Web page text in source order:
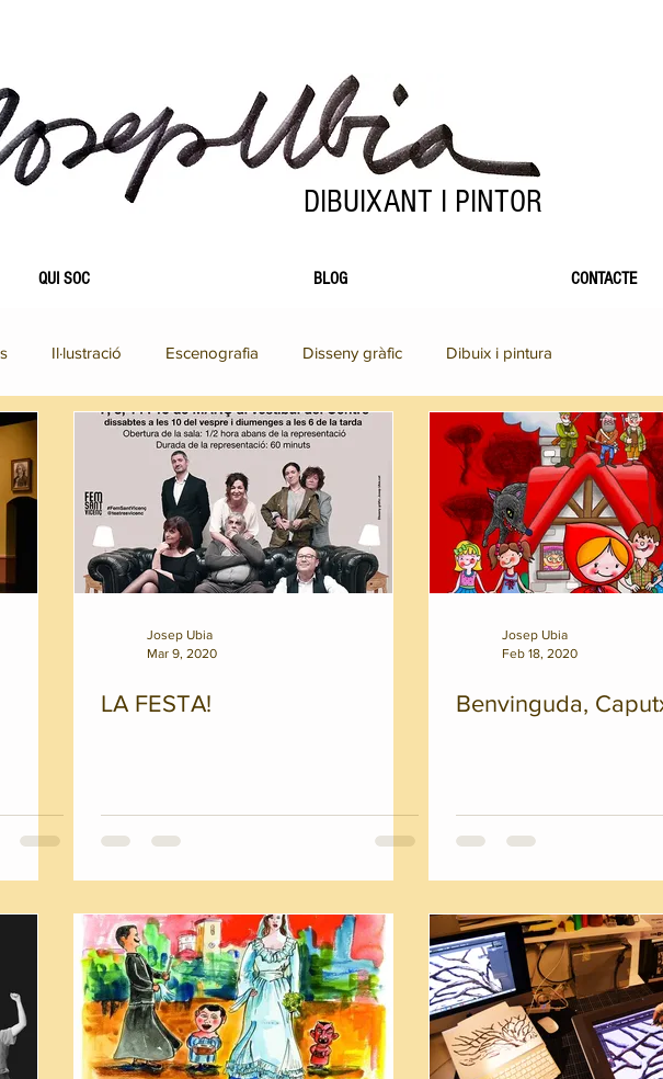
DIBUIXANT I PINTOR
QUI SOC BLOG CONTACTE
Il·lustració Escenografia Disseny gràfic Dibuix i pintura
Escenografia Fotografia Il·lustració Altres
Josep Ubia
Mar 9, 2020
LA FESTA!
Josep Ubia
Feb 18, 2020
Benvinguda,